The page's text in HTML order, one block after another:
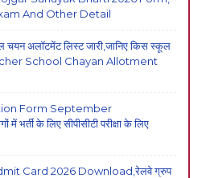
And Other Detail
चयन अलॉटमेंट लिस्ट जारी,जानिए किस स्कूल
School Chayan Allotment
Form September
भर्ती के लिए सीपीसीटी परीक्षा के लिए
Card 2026 Download,रेलवे ग्रुप